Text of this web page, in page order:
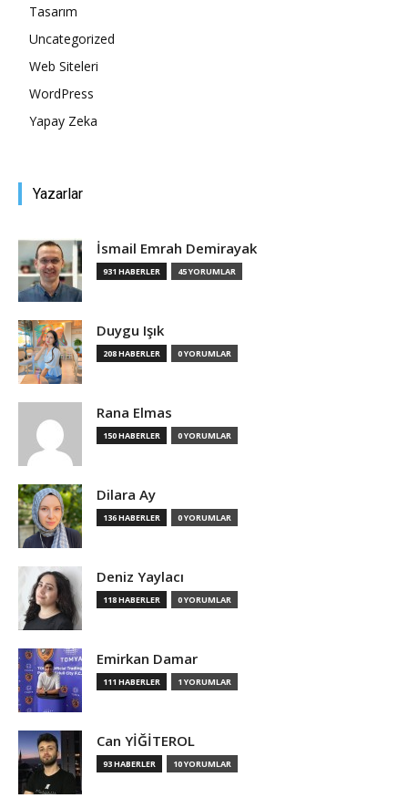
Tasarım
Uncategorized
Web Siteleri
WordPress
Yapay Zeka
Yazarlar
İsmail Emrah Demirayak
931 HABERLER 45 YORUMLAR
Duygu Işık
208 HABERLER 0 YORUMLAR
Rana Elmas
150 HABERLER 0 YORUMLAR
Dilara Ay
136 HABERLER 0 YORUMLAR
Deniz Yaylacı
118 HABERLER 0 YORUMLAR
Emirkan Damar
111 HABERLER 1 YORUMLAR
Can YİĞİTEROL
93 HABERLER 10 YORUMLAR